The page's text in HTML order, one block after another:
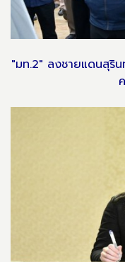
"มท.2" ลงชายแดนสุริ